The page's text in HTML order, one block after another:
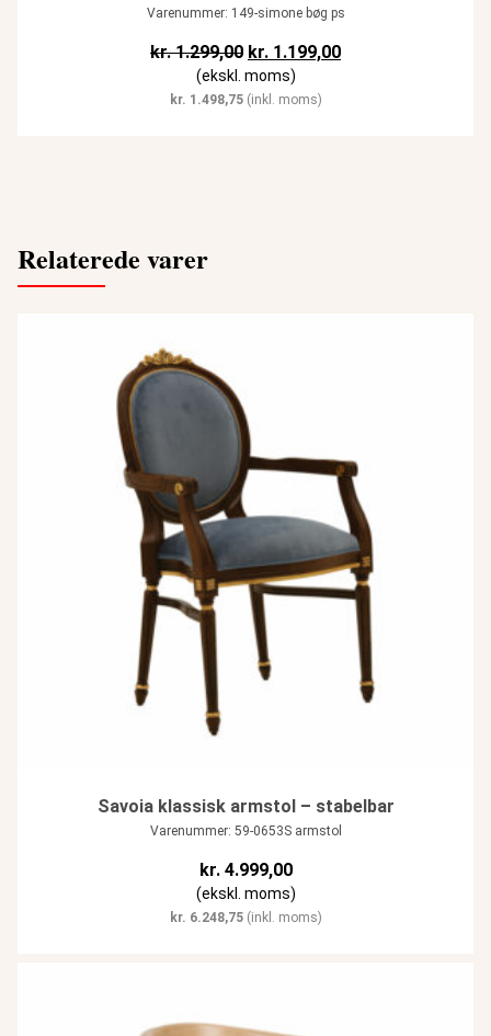
Varenummer: 149-simone bøg ps
kr.1.299,00 Den oprindelige pris var: kr.
kr. 1.199,00Den aktuelle pris
(ekskl. moms)
kr. 1.498,75(inkl. moms)
Relaterede varer
Savoia klassisk armstol – stabelbar
Varenummer: 59-0653S armstol
kr.4.999,00
(ekskl. moms)
kr. 6.248,75(inkl. moms)